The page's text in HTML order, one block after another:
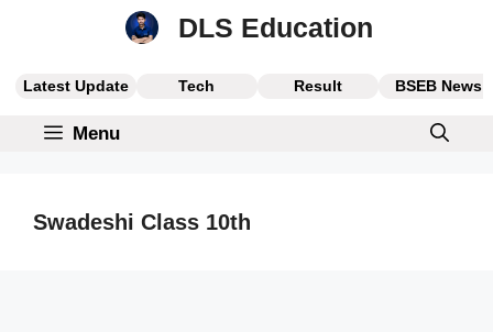
DLS Education
Latest Update Tech Result BSEB News
Menu
Swadeshi Class 10th